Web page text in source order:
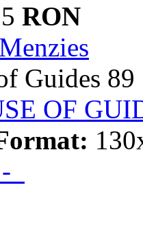
RON
Guides 89
OF